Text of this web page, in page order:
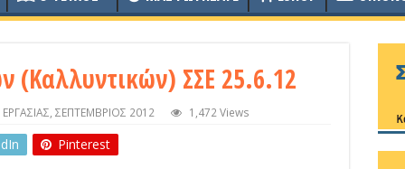
(Καλλυντικών) ΣΣΕ 25.6.12
ΣΕΠΤΕΜΒΡΙΟΣ 2012 1,472 Views
Pinterest